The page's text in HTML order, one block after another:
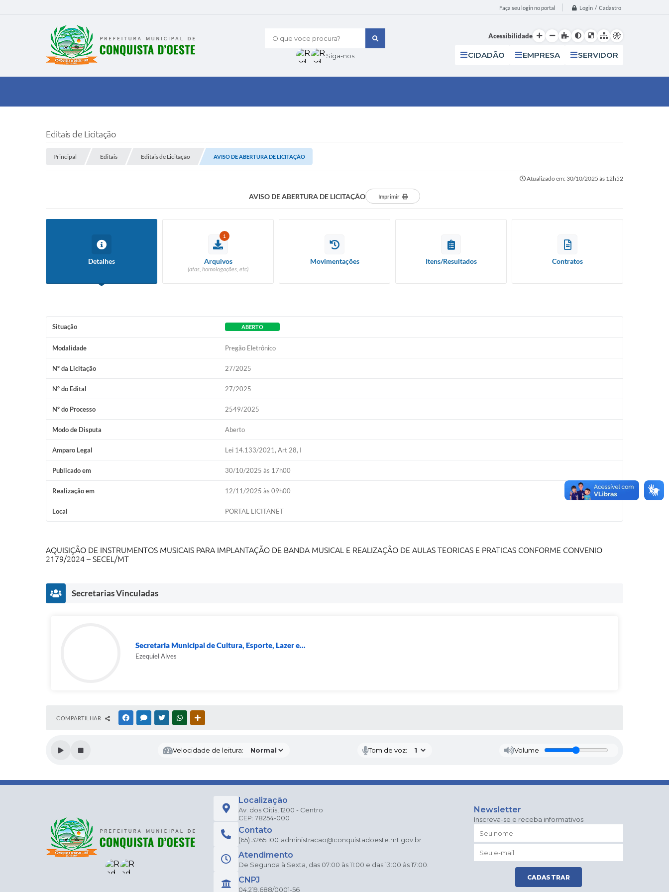
Faça seu login no portal Login / Cadastro
O que voce procura?
Siga-nos
Acessibilidade
CIDADÃO EMPRESA SERVIDOR
Editais de Licitação
Principal Editais Editais de Licitação AVISO DE ABERTURA DE LICITAÇÃO
Atualizado em: 30/10/2025 às 12h52
AVISO DE ABERTURA DE LICITAÇÃO Imprimir
Detalhes
1
Arquivos
(atas, homologações, etc)
Movimentações Itens/Resultados Contratos
Situação ABERTO
Modalidade Pregão Eletrônico
Nº da Licitação 27/2025
Nº do Edital 27/2025
Nº do Processo 2549/2025
Modo de Disputa Aberto
Amparo Legal Lei 14.133/2021, Art 28, I
Publicado em 30/10/2025 às 17h00
Realização em 12/11/2025 às 09h00
Local PORTAL LICITANET
AQUISIÇÃO DE INSTRUMENTOS MUSICAIS PARA IMPLANTAÇÃO DE BANDA MUSICAL E REALIZAÇÃO DE AULAS TEORICAS E PRATICAS CONFORME CONVENIO
2179/2024 – SECEL/MT
Secretarias Vinculadas
Secretaria Municipal de Cultura, Esporte, Lazer e...
Ezequiel Alves
COMPARTILHAR FACEBOOKMESSENGER
TWITTERWHATSAPP
Velocidade de leitura: Tom de voz: Volume
Localização
Av. dos Oitis, 1200 - Centro
CEP: 78254-000
Contato
(65) 3265 1001administracao@conquistadoeste.mt.gov.br
Atendimento
De Segunda à Sexta, das 07:00 às 11:00 e das 13:00 às 17:00.
CNPJ
04.219.688/0001-56
Newsletter
Inscreva-se e receba informativos
CADASTRAR